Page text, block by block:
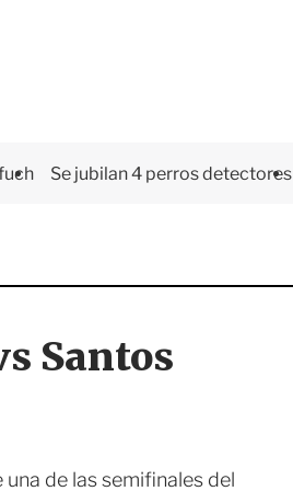
Se jubilan 4 perros detectores
Santos
de las semifinales del